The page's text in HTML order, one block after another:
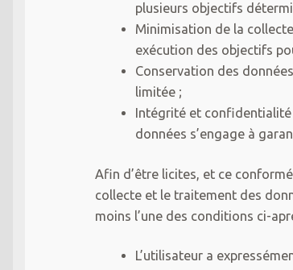
plusieurs objectifs
Minimisation de la
exécution des objectifs
Conservation des
limitée ;
Intégrité et
données s’engage à
Afin d’être licites, et ce
collecte et le traitement des
moins l’une des conditions ci-
L’utilisateur a